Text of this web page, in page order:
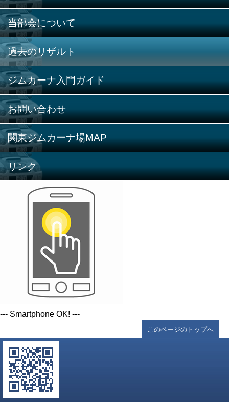
当部会について
過去のリザルト
ジムカーナ入門ガイド
お問い合わせ
関東ジムカーナ場MAP
リンク
--- Smartphone OK! ---
このページのトップへ